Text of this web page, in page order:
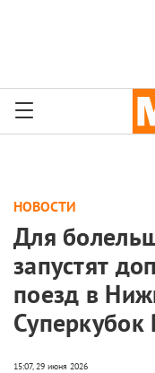
НОВОСТИ
Для
запустят
поезд в
Суперкубок